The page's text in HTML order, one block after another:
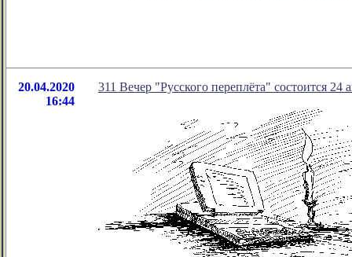
20.04.2020
16:44
311 Вечер "Русского переплёта" состоится 24